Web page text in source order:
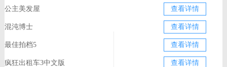
公主美发屋 查看详情
混沌博士 查看详情
最佳拍档5 查看详情
疯狂出租车3中文版 查看详情